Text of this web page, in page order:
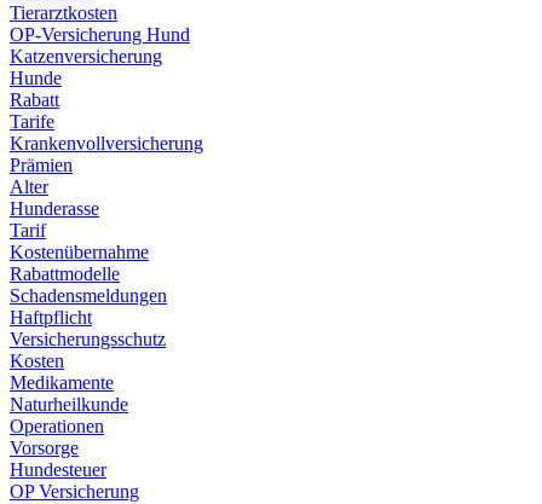
Tierarztkosten
OP-Versicherung Hund
Katzenversicherung
Hunde
Rabatt
Tarife
Krankenvollversicherung
Prämien
Alter
Hunderasse
Tarif
Kostenübernahme
Rabattmodelle
Schadensmeldungen
Haftpflicht
Versicherungsschutz
Kosten
Medikamente
Naturheilkunde
Operationen
Vorsorge
Hundesteuer
OP Versicherung